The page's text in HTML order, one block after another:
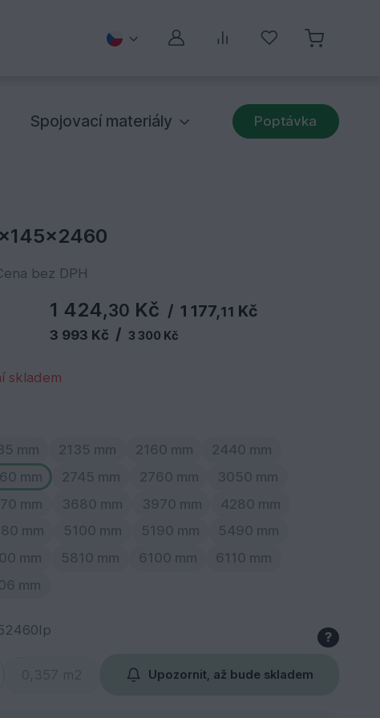
Můj účetPorovnávání
Oblíbené
Spojovací materiály Poptávka
bez DPH
1 424,30 Kč / 1 177,11 Kč
3 993 Kč / 3 300 Kč
skladem
mm 2135 mm 2160 mm
2440 mm
mm 2745 mm 2760 mm
3050 mm
mm 3680 mm 3970 mm
4280 mm
mm 5100 mm 5190 mm
5490 mm
mm 5810 mm 6100 mm
6110 mm
mm
?
Upozornit, až bude skladem